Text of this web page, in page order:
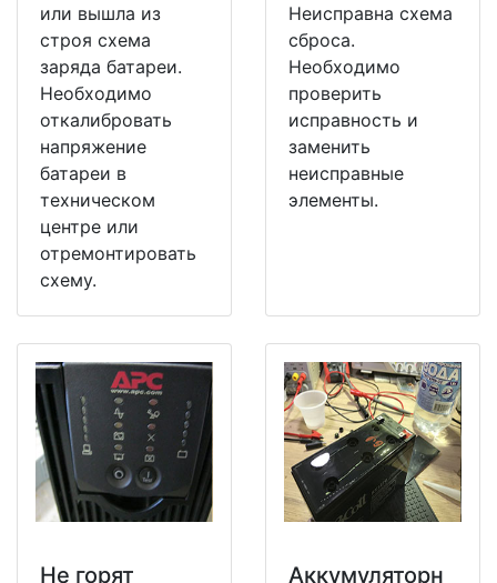
или вышла из
строя схема
заряда батареи.
Необходимо
откалибровать
напряжение
батареи в
техническом
центре или
отремонтировать
схему.
Неисправна схема
сброса.
Необходимо
проверить
исправность и
заменить
неисправные
элементы.
Не горят Аккумуляторн